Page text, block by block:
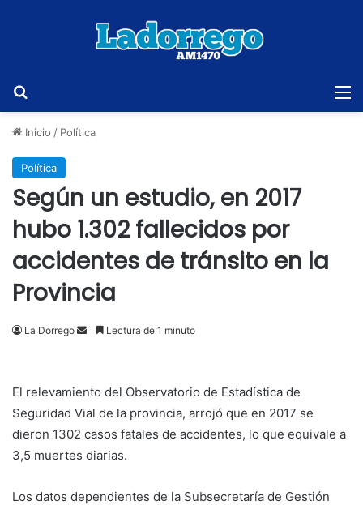
Inicio / Política
Política
Según un estudio, en 2017
hubo 1.302 fallecidos por
accidentes de tránsito en la
Provincia
La Dorrego
SendLectura de 1 minuto
El relevamiento del Observatorio de Estadística de
Seguridad Vial de la provincia, arrojó que en 2017 se
dieron 1302 casos fatales de accidentes, lo que equivale a
3,5 muertes diarias.
Los datos dependientes de la Subsecretaría de Gestión